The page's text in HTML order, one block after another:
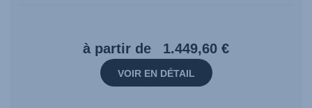
à partir de 1.449,60 €
VOIR EN DÉTAIL